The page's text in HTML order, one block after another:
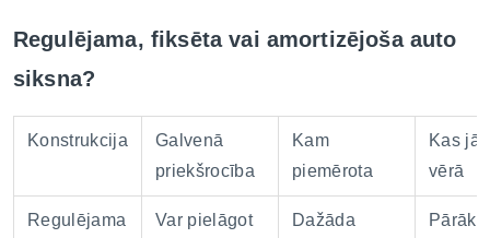
Regulējama, fiksēta vai amortizējoša auto
siksna?
Konstrukcija
Galvenā
priekšrocība
Kam
piemērota
Kas
vērā
Regulējama
Var pielāgot
Dažāda
Pārāk